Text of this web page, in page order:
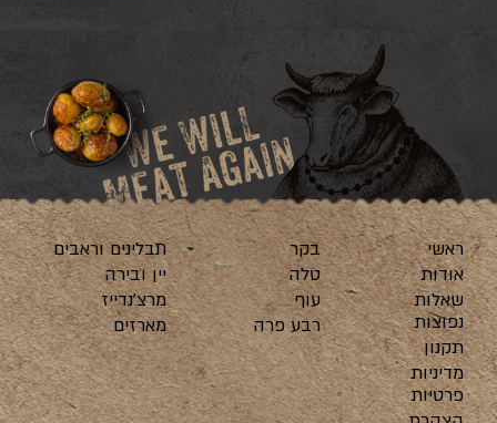
ראשי
אודות
שאלות
נפוצות
תקנון
מדיניות
פרטיות
בקר
טלה
עוף
רבע פרה
תבלינים וראבים
יין ובירה
מרצ’נדייז
מארזים